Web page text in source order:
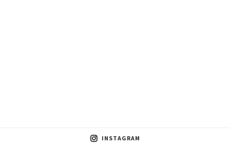
INSTAGRAM